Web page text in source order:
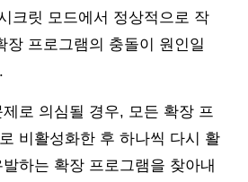
크릿 모드에서 정상적으로 작
장 프로그램의 충돌이 원인일
로 의심될 경우, 모든 확장 프
비활성화한 후 하나씩 다시 활
하는 확장 프로그램을 찾아내